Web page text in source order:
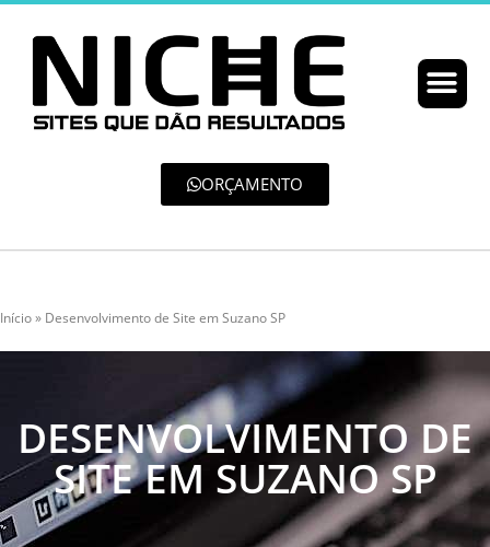
ORÇAMENTO
Início» Desenvolvimento de Site em Suzano SP
DESENVOLVIMENTO DE
SITE EM SUZANO SP